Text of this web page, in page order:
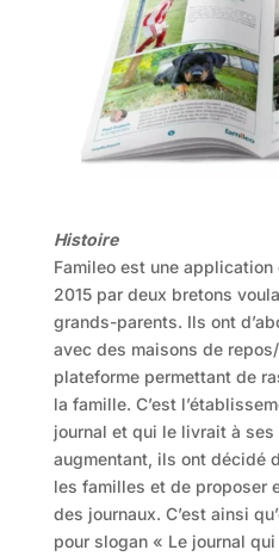
Histoire
Famileo est une
2015 par deux bretons
grands-parents. Ils ont
avec des maisons de
plateforme permettant de
la famille. C’est
journal et qui le livrait à
augmentant, ils ont décidé
les familles et de proposer
des journaux. C’est ainsi
pour slogan « Le journal